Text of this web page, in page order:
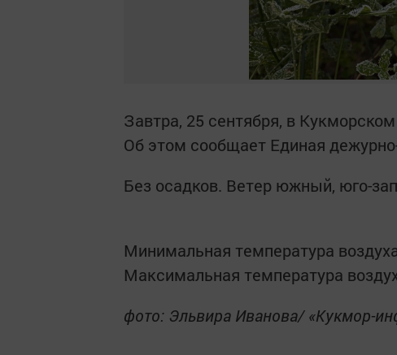
Завтра, 25 сентября, в
Об этом сообщает Единая
Без осадков. Ветер южный, юго-
Минимальная температура
Максимальная температура
фото: Эльвира Иванова/ «Кукмор-